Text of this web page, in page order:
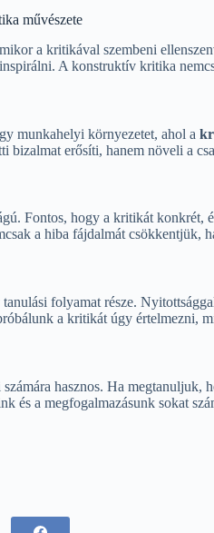
művészete
a kritikával szembeni
A konstruktív kritika
munkahelyi környezetet, ahol a
erősíti, hanem növeli a
Fontos, hogy a kritikát
a hiba fájdalmát csökkentjük,
folyamat része.
a kritikát úgy értelmezni,
hasznos. Ha
és a megfogalmazásunk sokat